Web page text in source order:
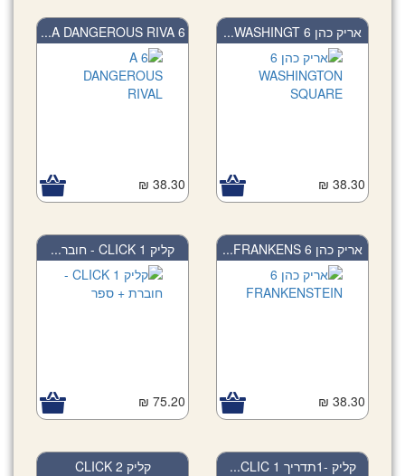
אריק כהן 6 WASHINGT...
38.30 ₪
6 A DANGEROUS RIVA...
38.30 ₪
אריק כהן 6 FRANKENS...
38.30 ₪
קליק 1 CLICK - חובר...
75.20 ₪
קליק -1תדריך 1 CLIC... קליק 2 CLICK